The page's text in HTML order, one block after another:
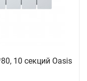
10 секций Oasis